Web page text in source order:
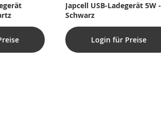
Japcell USB-Ladegerät 5W -
Schwarz
Login für Preise